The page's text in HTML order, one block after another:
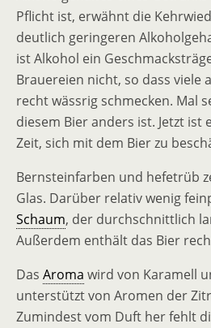
Pflicht ist, erwähnt die
deutlich geringeren
ist Alkohol ein
Brauereien nicht, so dass viele
recht wässrig schmecken. Mal
diesem Bier anders ist. Jetzt ist
Zeit, sich mit dem Bier zu
Bernsteinfarben und hefetrüb
Glas. Darüber relativ wenig
Schaum, der durchschnittlich
Außerdem enthält das Bier
Das Aroma wird von Karamell
unterstützt von Aromen der
Zumindest vom Duft her fehlt